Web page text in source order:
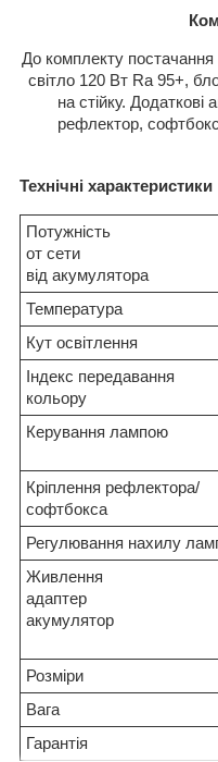
До комплекту
світло 120 Вт Ra 95+,
на стійку. Додаткові
рефлектор,
Технічні характеристики
Потужність
от сети
від акумулятора
Температура
Кут освітлення
Індекс передавання
кольору
Керування лампою
Кріплення рефлектора/
софтбокса
Регулювання нахилу
Живлення
адаптер
акумулятор
Розміри
Вага
Гарантія